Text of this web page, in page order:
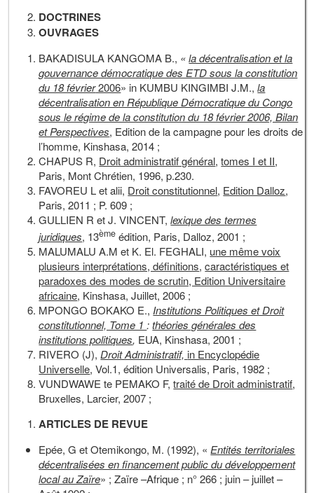
DOCTRINES
OUVRAGES
BAKADISULA KANGOMA B., «la décentralisation et la
gouvernance démocratique des ETD sous la constitution
du 18 février2006» in KUMBU KINGIMBI J.M.,la
décentralisation en République Démocratique du Congo
sous le régime de la constitution du 18 février 2006, Bilan
et Perspectives, Edition de la campagne pour les droits de
l’homme, Kinshasa, 2014 ;
CHAPUS R, Droit administratif général,tomes I et II,
Paris, Mont Chrétien, 1996, p.230.
FAVOREU L et alii, Droit constitutionnel, Edition Dalloz,
Paris, 2011 ; P. 609 ;
GULLIEN R et J. VINCENT,lexique des termes
juridiques, 13ème édition, Paris, Dalloz, 2001 ;
MALUMALU A.M et K. El. FEGHALI, une même voix
plusieurs interprétations, définitions,caractéristiques et
paradoxes des modes de scrutin, Edition Universitaire
africaine, Kinshasa, Juillet, 2006 ;
MPONGO BOKAKO E., Institutions Politiques et Droit
constitutionnel, Tome 1 :théories générales des
institutions politiques, EUA, Kinshasa, 2001 ;
RIVERO (J), Droit Administratif, in Encyclopédie
Universelle, Vol.1, édition Universalis, Paris, 1982 ;
VUNDWAWE te PEMAKO F,traité de Droit administratif,
Bruxelles, Larcier, 2007 ;
ARTICLES DE REVUE
Epée, G et Otemikongo, M. (1992), « Entités territoriales
décentralisées en financement public du développement
local au Zaïre» ; Zaïre –Afrique ; n° 266 ; juin – juillet –